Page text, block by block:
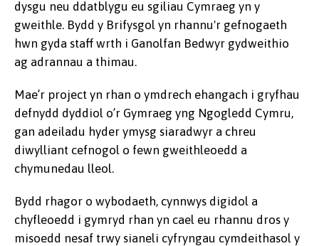
dysgu neu ddatblygu eu sgiliau Cymraeg yn y
gweithle. Bydd y Brifysgol yn rhannu'r gefnogaeth
hwn gyda staff wrth i Ganolfan Bedwyr gydweithio
ag adrannau a thimau.
Mae’r project yn rhan o ymdrech ehangach i gryfhau
defnydd dyddiol o’r Gymraeg yng Ngogledd Cymru,
gan adeiladu hyder ymysg siaradwyr a chreu
diwylliant cefnogol o fewn gweithleoedd a
chymunedau lleol.
Bydd rhagor o wybodaeth, cynnwys digidol a
chyfleoedd i gymryd rhan yn cael eu rhannu dros y
misoedd nesaf trwy sianeli cyfryngau cymdeithasol y